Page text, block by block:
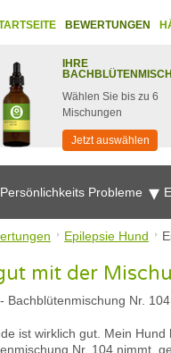
BEWERTUNGEN
IHRE
Wählen Sie bis zu 6
Mischungen
Jetzt auswählen
Persönlichkeits Probleme
Epilepsie Hund
mit der
- Bachblütenmischung Nr. 104
ist wirklich gut. Mein Hund
Nr. 104 nimmt,